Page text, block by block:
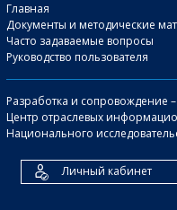
Главная
Документы и методические
Часто задаваемые вопросы
Руководство пользователя
Разработка и сопровождение –
Центр отраслевых
Национального
Личный кабинет